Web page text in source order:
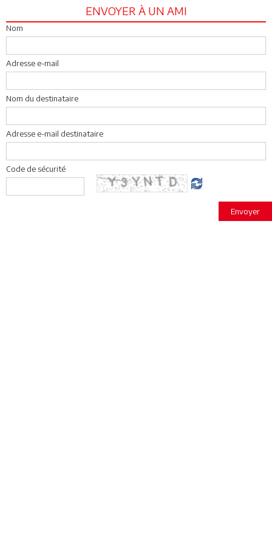
ENVOYER À UN AMI
Nom
Adresse e-mail
Nom du destinataire
Adresse e-mail destinataire
Code de sécurité
Envoyer